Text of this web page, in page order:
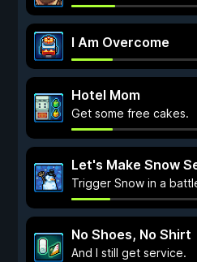
I Am Overcome
Hotel Mom
Get some free cakes.
Let's Make Snow
Trigger Snow in a
No Shoes, No Shirt
And I still get service.